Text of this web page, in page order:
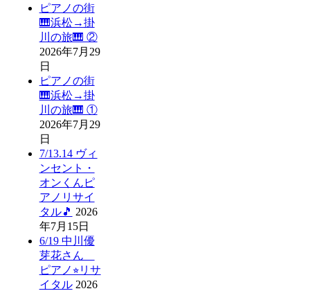
ピアノの街
🎹浜松→掛
川の旅🎹 ②
2026年7月29
日
ピアノの街
🎹浜松→掛
川の旅🎹 ①
2026年7月29
日
7/13.14 ヴィ
ンセント・
オンくんピ
アノリサイ
タル🎵 2026
年7月15日
6/19 中川優
芽花さん
ピアノ⭐︎リサ
イタル 2026